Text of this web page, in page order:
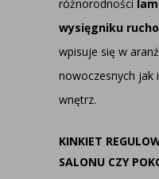
różnorodności
wysięgniku
wpisuje się w
nowoczesnych jak
wnętrz.
KINKIET
SALONU CZY